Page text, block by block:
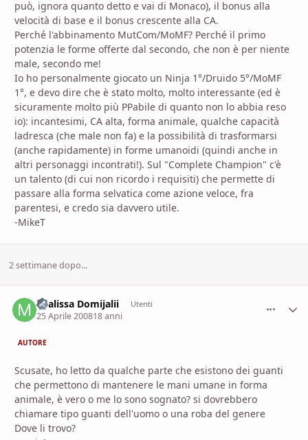
può, ignora quanto detto e vai di Monaco), il bonus alla
velocità di base e il bonus crescente alla CA.
Perché l'abbinamento MutCom/MoMF? Perché il primo
potenzia le forme offerte dal secondo, che non è per niente
male, secondo me!
Io ho personalmente giocato un Ninja 1°/Druido 5°/MoMF
1°, e devo dire che è stato molto, molto interessante (ed è
sicuramente molto più PPabile di quanto non lo abbia reso
io): incantesimi, CA alta, forma animale, qualche capacità
ladresca (che male non fa) e la possibilità di trasformarsi
(anche rapidamente) in forme umanoidi (quindi anche in
altri personaggi incontrati!). Sul "Complete Champion" c'è
un talento (di cui non ricordo i requisiti) che permette di
passare alla forma selvatica come azione veloce, fra
parentesi, e credo sia davvero utile.
-MikeT
2 settimane dopo...
Mialissa Domijalii Utenti
25 Aprile 200818 anni
AUTORE
Scusate, ho letto da qualche parte che esistono dei guanti
che permettono di mantenere le mani umane in forma
animale, è vero o me lo sono sognato? si dovrebbero
chiamare tipo guanti dell'uomo o una roba del genere
Dove li trovo?